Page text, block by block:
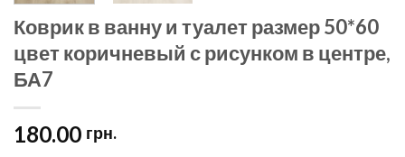
Коврик в ванну и туалет размер 50*60
цвет коричневый с рисунком в центре,
БА7
180.00 грн.